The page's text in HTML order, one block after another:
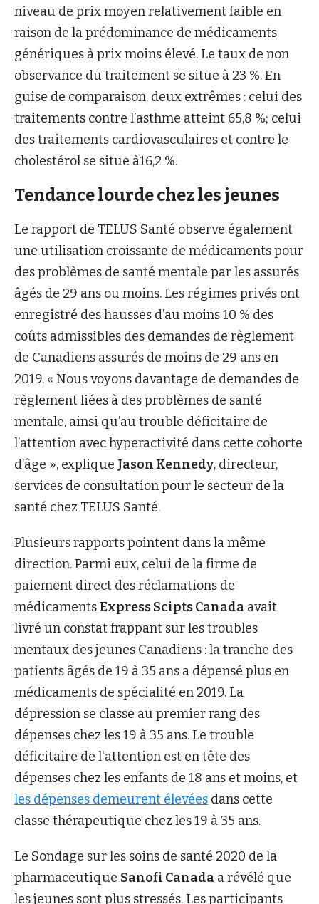
niveau de prix moyen relativement faible en
raison de la prédominance de médicaments
génériques à prix moins élevé. Le taux de non
observance du traitement se situe à 23 %. En
guise de comparaison, deux extrêmes : celui des
traitements contre l’asthme atteint 65,8 %; celui
des traitements cardiovasculaires et contre le
cholestérol se situe à16,2 %.
Tendance lourde chez les jeunes
Le rapport de TELUS Santé observe également
une utilisation croissante de médicaments pour
des problèmes de santé mentale par les assurés
âgés de 29 ans ou moins. Les régimes privés ont
enregistré des hausses d’au moins 10 % des
coûts admissibles des demandes de règlement
de Canadiens assurés de moins de 29 ans en
2019. « Nous voyons davantage de demandes de
règlement liées à des problèmes de santé
mentale, ainsi qu’au trouble déficitaire de
l’attention avec hyperactivité dans cette cohorte
d’âge », explique Jason Kennedy, directeur,
services de consultation pour le secteur de la
santé chez TELUS Santé.
Plusieurs rapports pointent dans la même
direction. Parmi eux, celui de la firme de
paiement direct des réclamations de
médicamentsExpress Scipts Canada avait
livré un constat frappant sur les troubles
mentaux des jeunes Canadiens : la tranche des
patients âgés de 19 à 35 ans a dépensé plus en
médicaments de spécialité en 2019. La
dépression se classe au premier rang des
dépenses chez les 19 à 35 ans. Le trouble
déficitaire de l'attention est en tête des
dépenses chez les enfants de 18 ans et moins, et
les dépenses demeurent élevées dans cette
classe thérapeutique chez les 19 à 35 ans.
Le Sondage sur les soins de santé 2020 de la
pharmaceutique Sanofi Canada a révélé que
les jeunes sont plus stressés. Les participants